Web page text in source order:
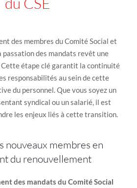
des membres du Comité Social et
passation des mandats revêt une
étape clé garantit la continuité
responsabilités au sein de cette
du personnel. Que vous soyez un
syndical ou un salarié, il est
les enjeux liés à cette transition.
nouveaux membres en
du renouvellement
des mandats du Comité Social